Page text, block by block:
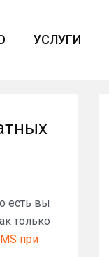
УСЛУГИ
есть вы
только
при